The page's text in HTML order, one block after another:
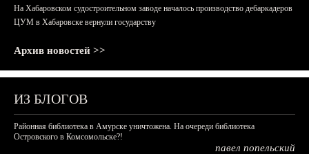
На Хабаровском судостроительном заводе началось производство дебаркадеров
ЦУМ в Хабаровске вернули государству
Архив новостей >>
ИЗ БЛОГОВ
Районная библиотека в Амурске уничтожена. На очереди библиотека
Островского в Комсомольске?!
павел попельский